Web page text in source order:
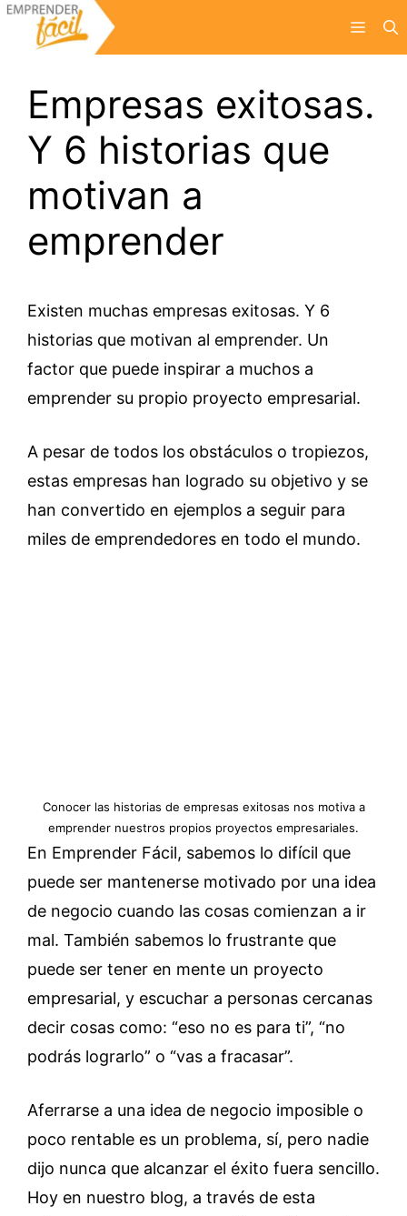
Saltar
Menú
Empresas exitosas.
Y 6 historias que
motivan a
emprender
Existen muchas empresas exitosas. Y 6
historias que motivan al emprender. Un
factor que puede inspirar a muchos a
emprender su propio proyecto empresarial.
A pesar de todos los obstáculos o tropiezos,
estas empresas han logrado su objetivo y se
han convertido en ejemplos a seguir para
miles de emprendedores en todo el mundo.
Conocer las historias de empresas exitosas nos motiva a
emprender nuestros propios proyectos empresariales.
En Emprender Fácil, sabemos lo difícil que
puede ser mantenerse motivado por una idea
de negocio cuando las cosas comienzan a ir
mal. También sabemos lo frustrante que
puede ser tener en mente un proyecto
empresarial, y escuchar a personas cercanas
decir cosas como: “eso no es para ti”, “no
podrás lograrlo” o “vas a fracasar”.
Aferrarse a una idea de negocio imposible o
poco rentable es un problema, sí, pero nadie
dijo nunca que alcanzar el éxito fuera sencillo.
Hoy en nuestro blog, a través de esta